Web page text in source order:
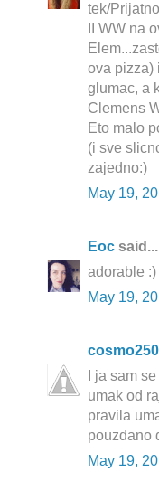
tek/
II WW na
ova pizza)
glumac, a
Clemens
Eto malo
(i sve
zajedno:)
May 19,
Еoc said...
adorable :)
May 19,
I ja sam
umak od
pravila
pouzdano
May 19,